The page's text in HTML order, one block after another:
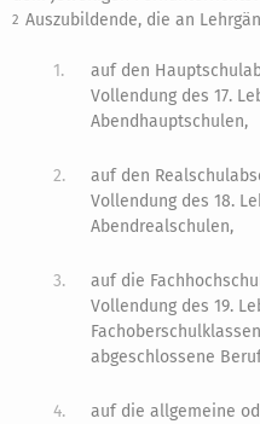
2 Auszubildende, die an
1.
auf den
Vollendung des 17.
Abendhauptschulen,
2.
auf den
Vollendung des 18.
Abendrealschulen,
3.
auf die
Vollendung des 19.
abgeschlossene
4.
auf die allgemeine